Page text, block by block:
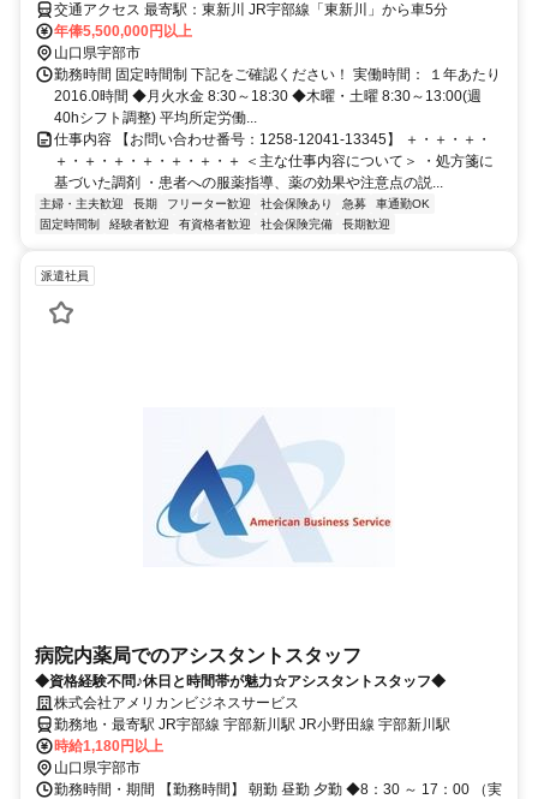
交通アクセス 最寄駅：東新川 JR宇部線「東新川」から車5分
年俸5,500,000円以上
山口県宇部市
勤務時間 固定時間制 下記をご確認ください！ 実働時間： １年あたり
2016.0時間 ◆月火水金 8:30～18:30 ◆木曜・土曜 8:30～13:00(週
40hシフト調整) 平均所定労働...
仕事内容 【お問い合わせ番号：1258-12041-13345】 ＋・＋・＋・
＋・＋・＋・＋・＋・＋・＋ ＜主な仕事内容について＞ ・処方箋に
基づいた調剤 ・患者への服薬指導、薬の効果や注意点の説...
主婦・主夫歓迎 長期 フリーター歓迎 社会保険あり 急募
車通勤OK
固定時間制
経験者歓迎 有資格者歓迎 社会保険完備 長期歓迎
派遣社員
病院内薬局でのアシスタントスタッフ
◆資格経験不問♪休日と時間帯が魅力☆アシスタントスタッフ◆
株式会社アメリカンビジネスサービス
勤務地・最寄駅 JR宇部線 宇部新川駅 JR小野田線 宇部新川駅
時給1,180円以上
山口県宇部市
勤務時間・期間 【勤務時間】 朝勤 昼勤 夕勤 ◆8：30 ～ 17：00 （実